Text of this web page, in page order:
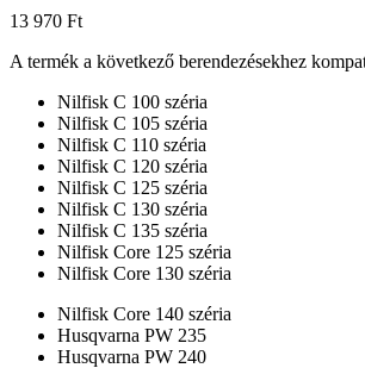
13 970 Ft
A termék a következő berendezésekhez
Nilfisk C 100 széria
Nilfisk C 105 széria
Nilfisk C 110 széria
Nilfisk C 120 széria
Nilfisk C 125 széria
Nilfisk C 130 széria
Nilfisk C 135 széria
Nilfisk Core 125 széria
Nilfisk Core 130 széria
Nilfisk Core 140 széria
Husqvarna PW 235
Husqvarna PW 240